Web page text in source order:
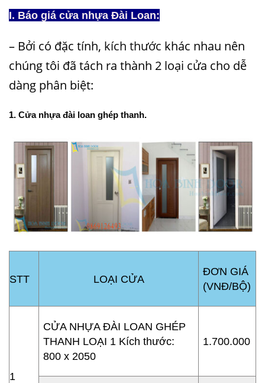
I. Báo giá cửa nhựa Đài Loan:
– Bởi có đặc tính, kích thước khác nhau nên
chúng tôi đã tách ra thành 2 loại cửa cho dễ
dàng phân biệt:
1. Cửa nhựa đài loan ghép thanh.
STT LOẠI CỬA
ĐƠN GIÁ
(VNĐ/BỘ)
1
CỬA NHỰA ĐÀI LOAN GHÉP
THANH LOẠI 1 Kích thước:
800 x 2050
1.700.000